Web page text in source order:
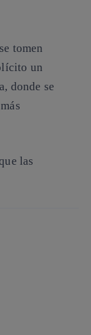
tomen
un
donde se
las